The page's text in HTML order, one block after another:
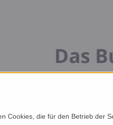
Das
Drei
Cookies, die für den Betrieb der